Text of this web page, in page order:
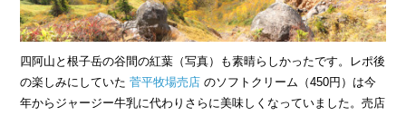
四阿山と根子岳の谷間の紅葉（写真）も素晴らしかったです。レポ後
の楽しみにしていた菅平牧場売店 のソフトクリーム（450円）は今
年からジャージー牛乳に代わりさらに美味しくなっていました。売店